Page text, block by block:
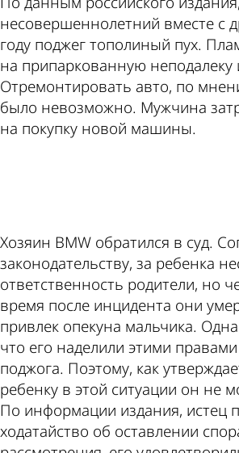
несовершеннолетний вместе с
году поджег тополиный пух.
на припаркованную неподалеку
Отремонтировать авто, по
было невозможно. Мужчина
на покупку новой машины.
Хозяин BMW обратился в суд.
законодательству, за ребенка
ответственность родители, но
время после инцидента они
привлек опекуна мальчика.
что его наделили этими
поджога. Поэтому, как
ребенку в этой ситуации он не
По информации издания, истец
ходатайство об оставлении